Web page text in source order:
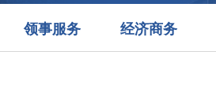
领事服务 经济商务